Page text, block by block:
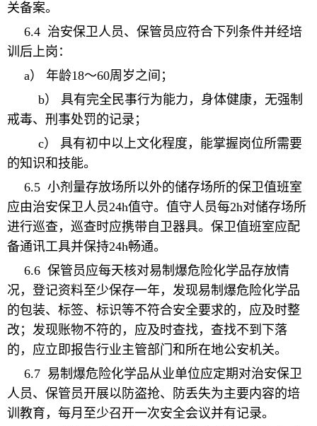
关备案。
6.4 治安保卫人员、保管员应符合下列条件并经培
训后上岗：
a） 年龄18～60周岁之间；
b） 具有完全民事行为能力，身体健康，无强制
戒毒、刑事处罚的记录；
c） 具有初中以上文化程度，能掌握岗位所需要
的知识和技能。
6.5 小剂量存放场所以外的储存场所的保卫值班室
应由治安保卫人员24h值守。值守人员每2h对储存场所
进行巡查，巡查时应携带自卫器具。保卫值班室应配
备通讯工具并保持24h畅通。
6.6 保管员应每天核对易制爆危险化学品存放情
况，登记资料至少保存一年，发现易制爆危险化学品
的包装、标签、标识等不符合安全要求的，应及时整
改；发现账物不符的，应及时查找，查找不到下落
的，应立即报告行业主管部门和所在地公安机关。
6.7 易制爆危险化学品从业单位应定期对治安保卫
人员、保管员开展以防盗抢、防丢失为主要内容的培
训教育，每月至少召开一次安全会议并有记录。